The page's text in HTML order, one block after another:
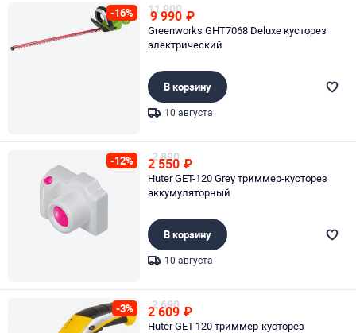
-16% 11 900
9 990 ₽
Greenworks GHT7068 Deluxe кусторез
электрический
В корзину
10 августа
-12% 2 890
2 550 ₽
Huter GET-120 Grey триммер-кусторез
аккумуляторный
В корзину
10 августа
-3% 2 690
2 609 ₽
Huter GET-120 триммер-кусторез